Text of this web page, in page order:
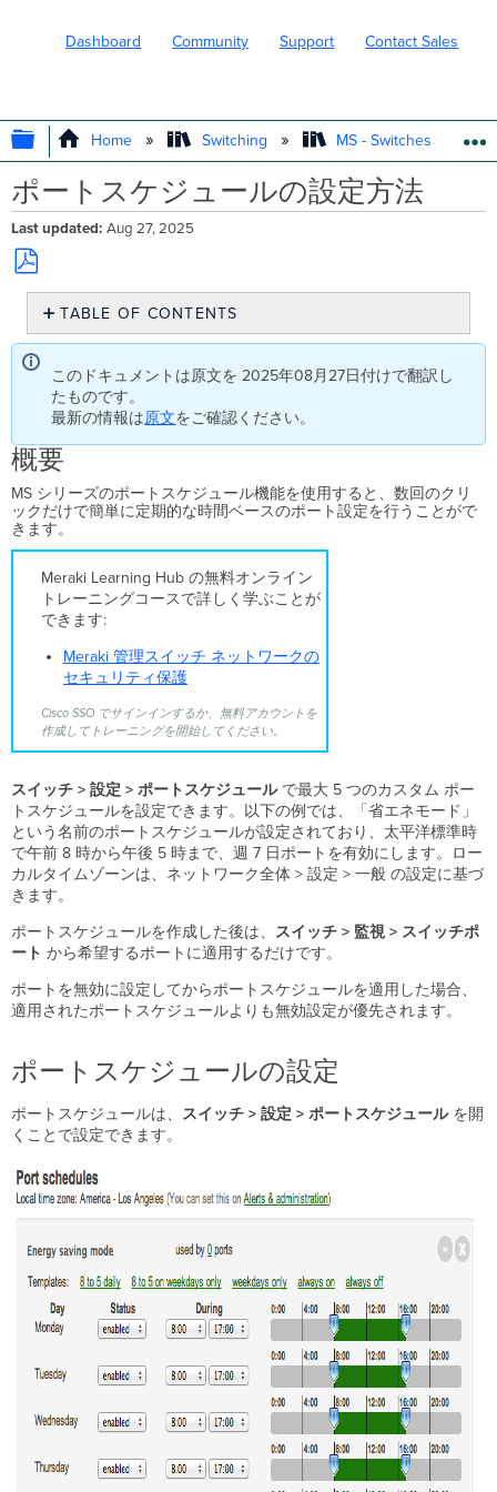
Dashboard Community Support Contact Sales
EXPAND/COLLAPSE GLOBAL
Home Switching MS - Switches
ポートスケジュールの設定方法
Last updated Aug 27, 2025
Save
PDF
TABLE OF CONTENTS
概
ポ
ー
ス
ケ
ジ
ュ
ー
の
設
定
ポ
ー
ト
ス
ケ
ジ
ー
ル
の
適
用
通
知
の
ュ
ー
このドキュメントは原文を 2025年08月27日付けで翻訳し
たものです。
最新の情報は原文をご確認ください。
概要
MS シリーズのポートスケジュール機能を使用すると、数回のクリ
ックだけで簡単に定期的な時間ベースのポート設定を行うことがで
きます。
Meraki Learning Hub の無料オンライン
トレーニングコースで詳しく学ぶことが
できます:
Meraki 管理スイッチ ネットワークの
セキュリティ保護
Cisco SSO でサインインするか、無料アカウントを
作成してトレーニングを開始してください。
スイッチ > 設定 > ポートスケジュールで最大 5 つのカスタム ポー
トスケジュールを設定できます。以下の例では、「省エネモード」
という名前のポートスケジュールが設定されており、太平洋標準時
で午前 8 時から午後 5 時まで、週 7 日ポートを有効にします。ロー
カルタイムゾーンは、ネットワーク全体 > 設定 > 一般 の設定に基づ
きます。
ポートスケジュールを作成した後は、 スイッチ > 監視 > スイッチポ
ート から希望するポートに適用するだけです。
ポートを無効に設定してからポートスケジュールを適用した場合、
適用されたポートスケジュールよりも無効設定が優先されます。
ポートスケジュールの設定
ポートスケジュールは、 スイッチ > 設定 > ポートスケジュールを開
くことで設定できます。